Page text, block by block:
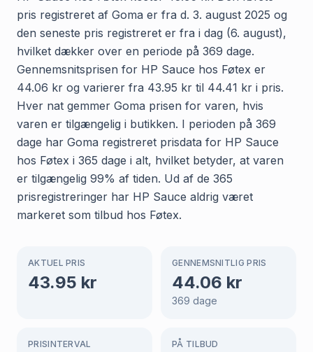
pris registreret af Goma er fra d. 3. august 2025 og
den seneste pris registreret er fra i dag (6. august),
hvilket dækker over en periode på 369 dage.
Gennemsnitsprisen for HP Sauce hos Føtex er
44.06 kr og varierer fra 43.95 kr til 44.41 kr i pris.
Hver nat gemmer Goma prisen for varen, hvis
varen er tilgængelig i butikken. I perioden på 369
dage har Goma registreret prisdata for HP Sauce
hos Føtex i 365 dage i alt, hvilket betyder, at varen
er tilgængelig 99% af tiden. Ud af de 365
prisregistreringer har HP Sauce aldrig været
markeret som tilbud hos Føtex.
AKTUEL PRIS
43.95 kr
GENNEMSNITLIG PRIS
44.06 kr
369 dage
PRISINTERVAL PÅ TILBUD